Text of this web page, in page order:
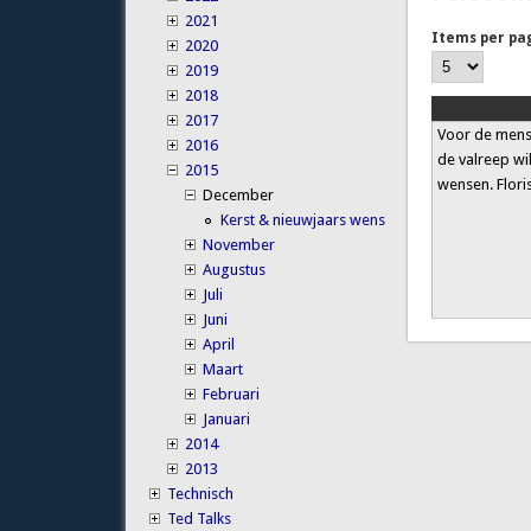
Items per
Voor de
de valreep
wensen.
2021
2020
2019
2018
2017
2016
2015
December
Kerst & nieuwjaars wens
November
Augustus
Juli
Juni
April
Maart
Februari
Januari
2014
2013
Technisch
Ted Talks